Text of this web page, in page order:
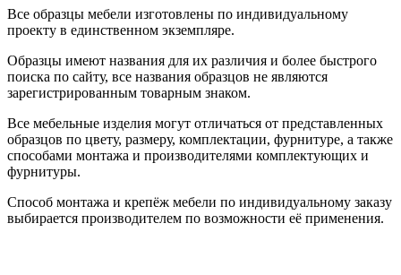
Все образцы мебели изготовлены по индивидуальному
проекту в единственном экземпляре.
Образцы имеют названия для их различия и более быстрого
поиска по сайту, все названия образцов не являются
зарегистрированным товарным знаком.
Все мебельные изделия могут отличаться от представленных
образцов по цвету, размеру, комплектации, фурнитуре, а также
способами монтажа и производителями комплектующих и
фурнитуры.
Способ монтажа и крепёж мебели по индивидуальному заказу
выбирается производителем по возможности её применения.